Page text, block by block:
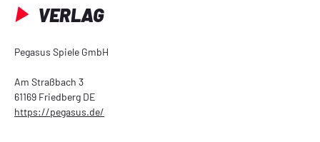
VERLAG
Pegasus Spiele GmbH
Am Straßbach 3
61169 Friedberg DE
https://pegasus.de/